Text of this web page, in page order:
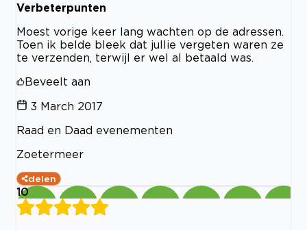
Verbeterpunten
Moest vorige keer lang wachten op de adressen.
Toen ik belde bleek dat jullie vergeten waren ze
te verzenden, terwijl er wel al betaald was.
Beveelt aan
3 March 2017
Raad en Daad evenementen
Zoetermeer
delen
10